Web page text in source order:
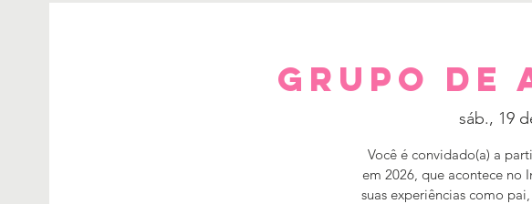
Grupo de
sáb., 19
Você é convidado(a) a
em 2026, que acontece no
suas experiências como